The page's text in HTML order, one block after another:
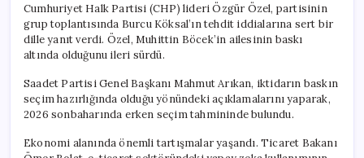
Cumhuriyet Halk Partisi (CHP) lideri Özgür Özel, partisinin
grup toplantısında Burcu Köksal’ın tehdit iddialarına sert bir
dille yanıt verdi. Özel, Muhittin Böcek’in ailesinin baskı
altında olduğunu ileri sürdü.
Saadet Partisi Genel Başkanı Mahmut Arıkan, iktidarın baskın
seçim hazırlığında olduğu yönündeki açıklamalarını yaparak,
2026 sonbaharında erken seçim tahmininde bulundu.
Ekonomi alanında önemli tartışmalar yaşandı. Ticaret Bakanı